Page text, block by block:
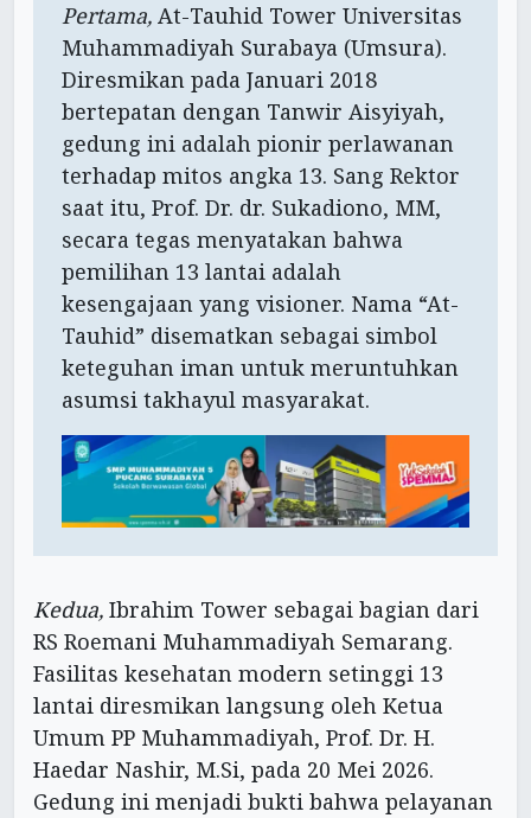
Pertama, At-Tauhid Tower Universitas
Muhammadiyah Surabaya (Umsura).
Diresmikan pada Januari 2018
bertepatan dengan Tanwir Aisyiyah,
gedung ini adalah pionir perlawanan
terhadap mitos angka 13. Sang Rektor
saat itu, Prof. Dr. dr. Sukadiono, MM,
secara tegas menyatakan bahwa
pemilihan 13 lantai adalah
kesengajaan yang visioner. Nama “At-
Tauhid” disematkan sebagai simbol
keteguhan iman untuk meruntuhkan
asumsi takhayul masyarakat.
Kedua, Ibrahim Tower sebagai bagian dari
RS Roemani Muhammadiyah Semarang.
Fasilitas kesehatan modern setinggi 13
lantai diresmikan langsung oleh Ketua
Umum PP Muhammadiyah, Prof. Dr. H.
Haedar Nashir, M.Si, pada 20 Mei 2026.
Gedung ini menjadi bukti bahwa pelayanan